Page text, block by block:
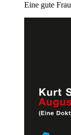
Eine gute Frau